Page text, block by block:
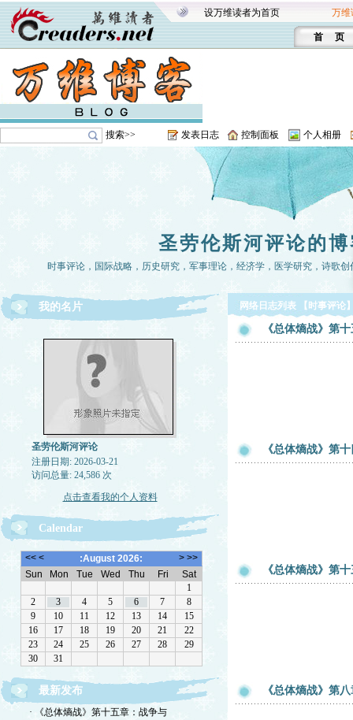
设万维读者为首页 万维
首 页
搜索>> 发表日志 控制面板 个人相册
圣劳伦斯河评论的
时事评论，国际战略，历史研究，军事理论，经济学，医学研究，诗歌
我的名片
圣劳伦斯河评论
注册日期: 2026-03-21
访问总量: 24,586 次
点击查看我的个人资料
Calendar
最新发布
· 《总体熵战》第十五章：战争与
网络日志列表 【时事评论
《总体熵战》第
《总体熵战》第
《总体熵战》第
《总体熵战》第